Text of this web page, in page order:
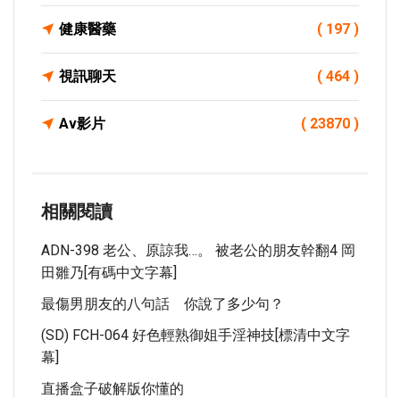
健康醫藥 ( 197 )
視訊聊天 ( 464 )
Av影片 ( 23870 )
相關閱讀
ADN-398 老公、原諒我…。 被老公的朋友幹翻4 岡
田雛乃[有碼中文字幕]
最傷男朋友的八句話 你說了多少句？
(SD) FCH-064 好色輕熟御姐手淫神技[標清中文字
幕]
直播盒子破解版你懂的